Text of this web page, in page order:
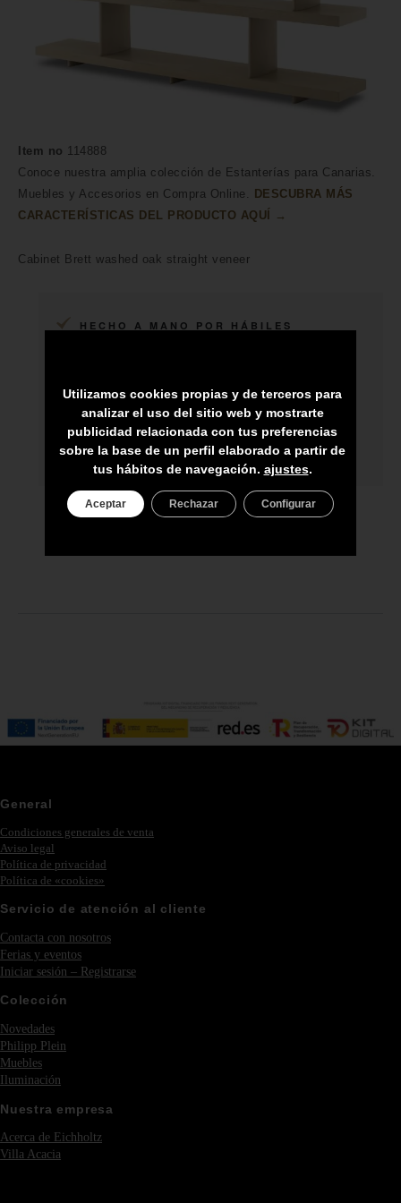
Item no 114888
Conoce nuestra amplia colección de Estanterías para Canarias.
Muebles y Accesorios en Compra Online.
DESCUBRA MÁS
CARACTERÍSTICAS DEL PRODUCTO AQUÍ →
Cabinet Brett washed oak straight veneer
HECHO A MANO POR HÁBILES
ASESORAMIENTO PERSONAL
PRECIO DEL PRODUCTO NO INCLUYE
General
Condiciones generales de venta
Aviso legal
Política de privacidad
Política de «cookies»
Servicio de atención al cliente
Contacta con nosotros
Ferias y eventos
Iniciar sesión – Registrarse
Colección
Novedades
Philipp Plein
Muebles
Iluminación
Nuestra empresa
Acerca de Eichholtz
Villa Acacia
Utilizamos cookies propias y de terceros para
analizar el uso del sitio web y mostrarte
publicidad relacionada con tus preferencias
sobre la base de un perfil elaborado a partir de
tus hábitos de navegación. ajustes.
Aceptar Rechazar Configurar